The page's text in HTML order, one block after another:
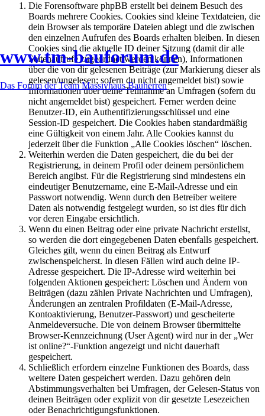
www.tm-bauforum.de
Das Forum der Team Massivhaus Bauherren
Die Forensoftware phpBB erstellt bei deinem Besuch des
Boards mehrere Cookies. Cookies sind kleine Textdateien, die
dein Browser als temporäre Dateien ablegt und die zwischen
den einzelnen Aufrufen des Boards erhalten bleiben. In diesen
Cookies sind die aktuelle ID deiner Sitzung (damit dir alle
Seitenaufrufe zugeordnet werden können), Informationen
über die von dir gelesenen Beiträge (zur Markierung dieser als
gelesen/ungelesen; sofern du nicht angemeldet bist) sowie
Informationen über deine Teilnahme an Umfragen (sofern du
nicht angemeldet bist) gespeichert. Ferner werden deine
Benutzer-ID, ein Authentifizierungsschlüssel und eine
Session-ID gespeichert. Die Cookies haben standardmäßig
eine Gültigkeit von einem Jahr. Alle Cookies kannst du
jederzeit über die Funktion „Alle Cookies löschen“ löschen.
Weiterhin werden die Daten gespeichert, die du bei der
Registrierung, in deinem Profil oder deinem persönlichem
Bereich angibst. Für die Registrierung sind mindestens ein
eindeutiger Benutzername, eine E-Mail-Adresse und ein
Passwort notwendig. Wenn durch den Betreiber weitere
Daten als notwendig festgelegt wurden, so ist dies für dich
vor deren Eingabe ersichtlich.
Wenn du einen Beitrag oder eine private Nachricht erstellst,
so werden die dort eingegebenen Daten ebenfalls gespeichert.
Gleiches gilt, wenn du einen Beitrag als Entwurf
zwischenspeicherst. In diesen Fällen wird auch deine IP-
Adresse gespeichert. Die IP-Adresse wird weiterhin bei
folgenden Aktionen gespeichert: Löschen und Ändern von
Beiträgen (dazu zählen Private Nachrichten und Umfragen),
Änderungen an zentralen Profildaten (E-Mail-Adresse,
Kontoaktivierung, Benutzer-Passwort) und gescheiterte
Anmeldeversuche. Die von deinem Browser übermittelte
Browser-Kennzeichnung (User Agent) wird nur in der „Wer
ist online?“-Funktion angezeigt und nicht dauerhaft
gespeichert.
Schließlich erfordern einzelne Funktionen des Boards, dass
weitere Daten gespeichert werden. Dazu gehören dein
Abstimmungsverhalten bei Umfragen, der Gelesen-Status von
deinen Beiträgen oder explizit von dir gesetzte Lesezeichen
oder Benachrichtigungsfunktionen.